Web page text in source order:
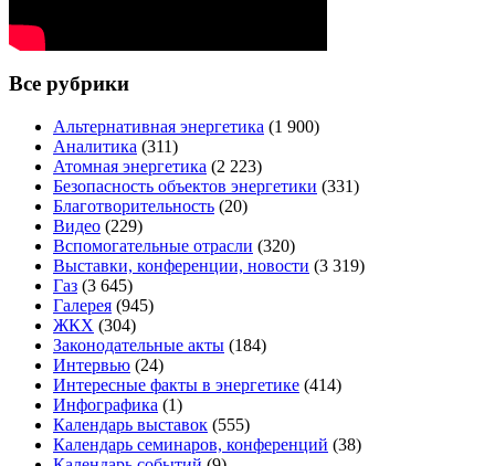
Все рубрики
Альтернативная энергетика (1 900)
Аналитика (311)
Атомная энергетика (2 223)
Безопасность объектов энергетики (331)
Благотворительность (20)
Видео (229)
Вспомогательные отрасли (320)
Выставки, конференции, новости (3 319)
Газ (3 645)
Галерея (945)
ЖКХ (304)
Законодательные акты (184)
Интервью (24)
Интересные факты в энергетике (414)
Инфографика (1)
Календарь выставок (555)
Календарь семинаров, конференций (38)